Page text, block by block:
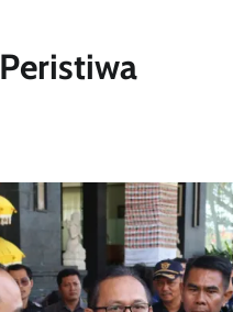
Peristiwa